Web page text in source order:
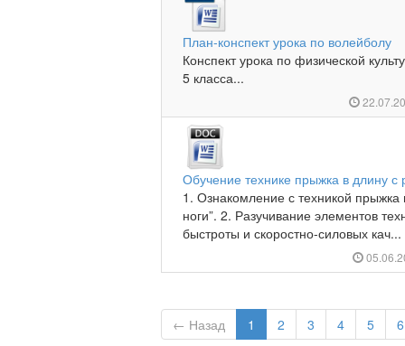
План-конспект урока по волейболу
Конспект урока по физической
5 класса...
Обучение технике прыжка в длину с
1. Ознакомление с техникой прыжка
ноги”. 2. Разучивание элементов
быстроты и скоростно-силовых кач...
← Назад 1 2 3 4 5 6